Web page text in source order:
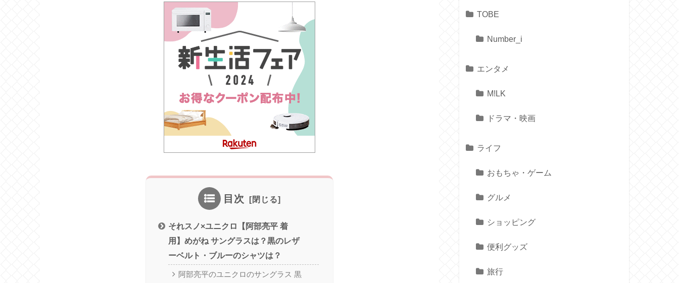
目次
それスノ×ユニクロ【阿部亮平 着
用】めがね サングラスは？黒のレザ
ーベルト・ブルーのシャツは？
阿部亮平のユニクロのサングラス 黒
TOBE
Number_i
エンタメ
M!LK
ドラマ・映画
ライフ
おもちゃ・ゲーム
グルメ
ショッピング
便利グッズ
旅行